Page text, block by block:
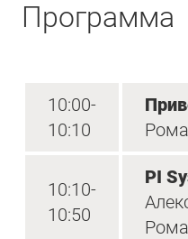
Программа
10:00-
10:10
10:10-
10:50
PI